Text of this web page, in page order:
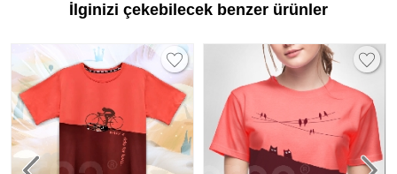
İlginizi çekebilecek benzer ürünler